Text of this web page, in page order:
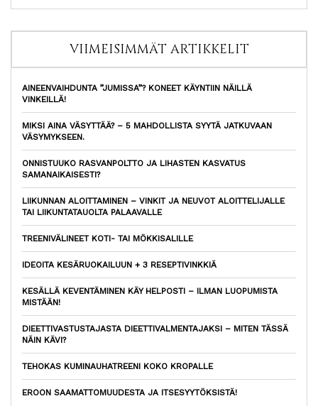
VIIMEISIMMÄT ARTIKKELIT
AINEENVAIHDUNTA ”JUMISSA”? KONEET KÄYNTIIN NÄILLÄ
VINKEILLÄ!
MIKSI AINA VÄSYTTÄÄ? – 5 MAHDOLLISTA SYYTÄ JATKUVAAN
VÄSYMYKSEEN.
ONNISTUUKO RASVANPOLTTO JA LIHASTEN KASVATUS
SAMANAIKAISESTI?
LIIKUNNAN ALOITTAMINEN – VINKIT JA NEUVOT ALOITTELIJALLE
TAI LIIKUNTATAUOLTA PALAAVALLE
TREENIVÄLINEET KOTI- TAI MÖKKISALILLE
IDEOITA KESÄRUOKAILUUN + 3 RESEPTIVINKKIÄ
KESÄLLÄ KEVENTÄMINEN KÄY HELPOSTI – ILMAN LUOPUMISTA
MISTÄÄN!
DIEETTIVASTUSTAJASTA DIEETTIVALMENTAJAKSI – MITEN TÄSSÄ
NÄIN KÄVI?
TEHOKAS KUMINAUHATREENI KOKO KROPALLE
EROON SAAMATTOMUUDESTA JA ITSESYYTÖKSISTÄ!